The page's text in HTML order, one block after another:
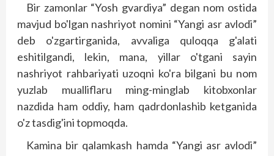
Bir zamonlar “Yosh gvardiya” degan nom ostida
mavjud bo'lgan nashriyot nomini “Yangi asr avlodi”
deb o'zgartirganida, avvaliga quloqqa g'alati
eshitilgandi, lekin, mana, yillar o'tgani sayin
nashriyot rahbariyati uzoqni ko'ra bilgani bu nom
yuzlab mualliflaru ming-minglab kitobxonlar
nazdida ham oddiy, ham qadrdonlashib ketganida
o'z tasdig'ini topmoqda.
Kamina bir qalamkash hamda “Yangi asr avlodi”